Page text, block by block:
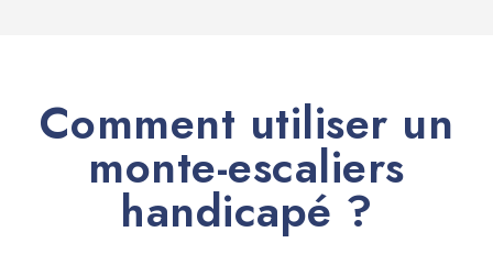
Comment utiliser un
monte-escaliers
handicapé ?